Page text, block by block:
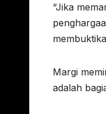
“Jika
Margi
adalah